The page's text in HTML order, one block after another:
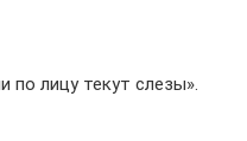
по лицу текут слезы».